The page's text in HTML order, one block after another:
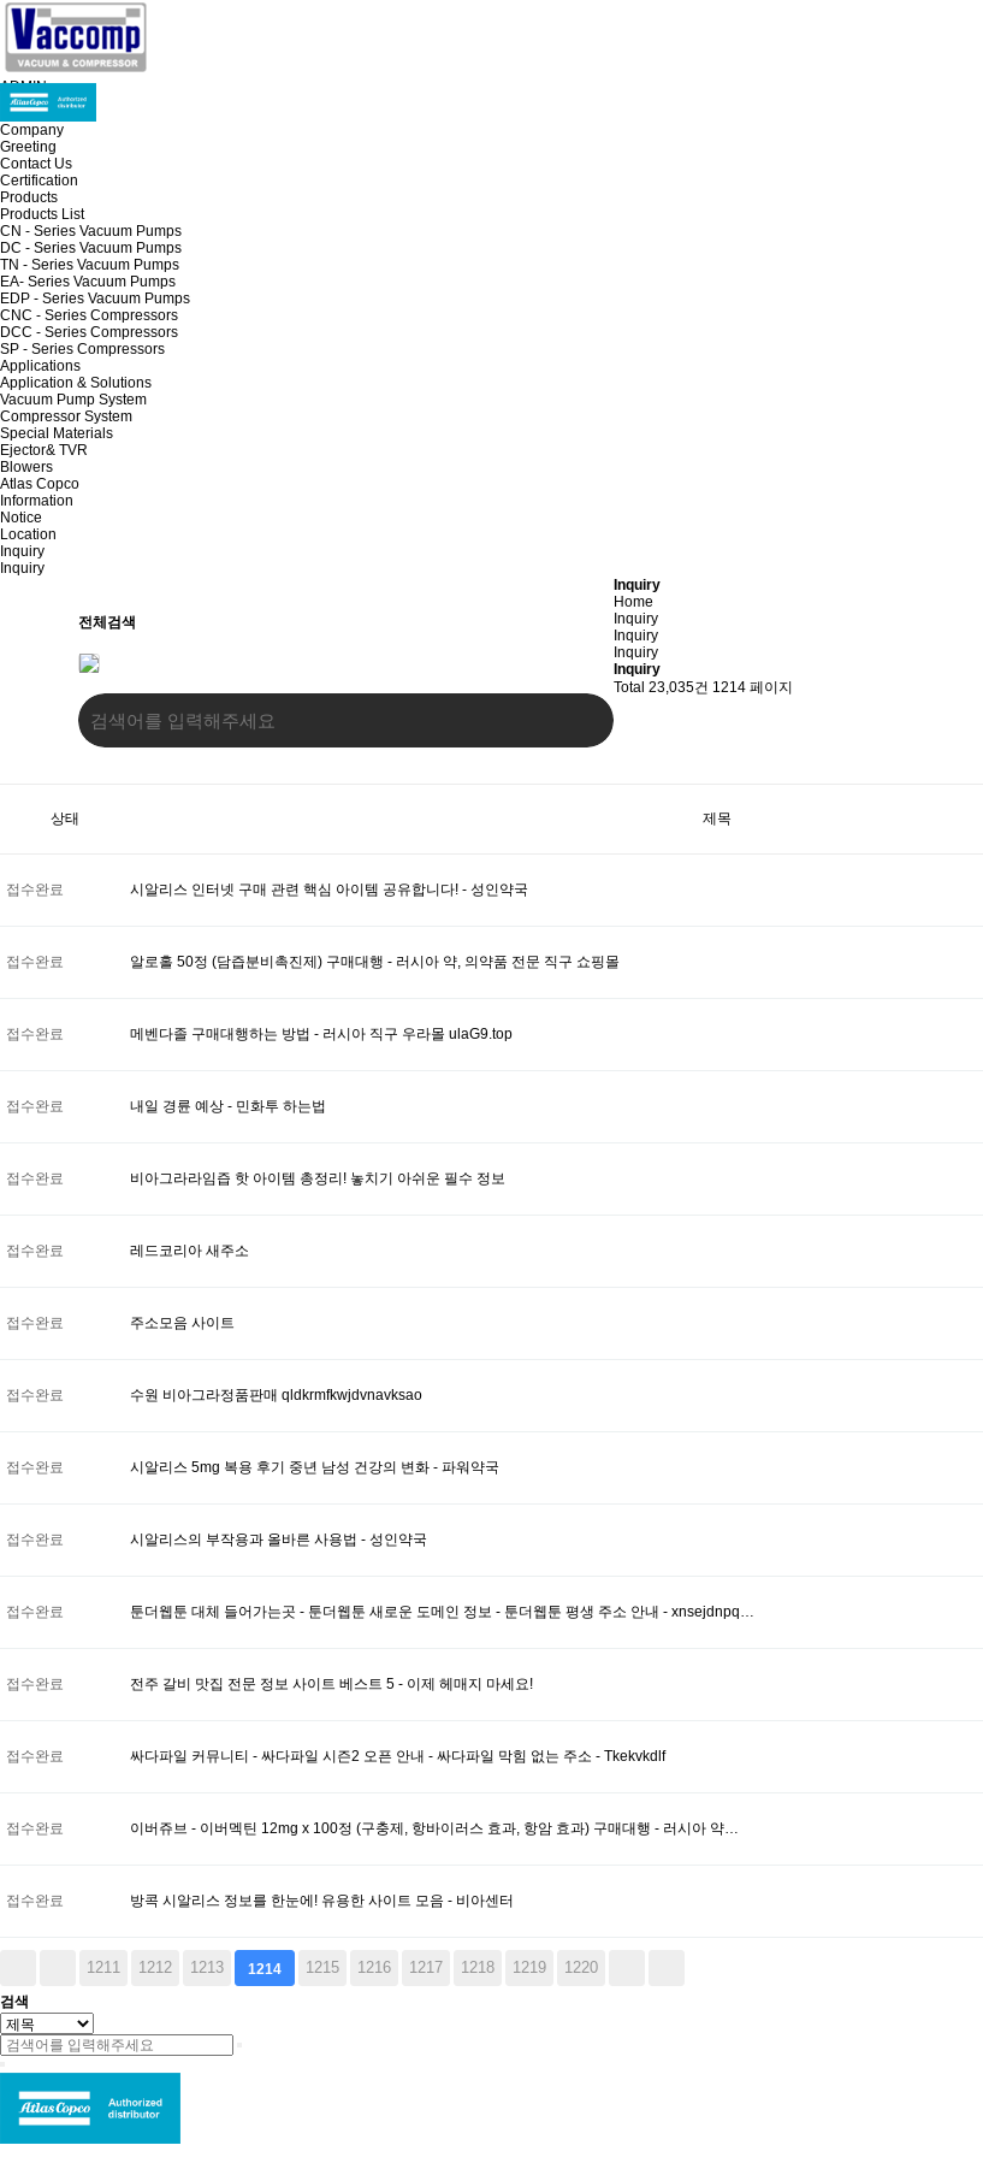
ADMIN
Company
Greeting
Contact Us
Certification
Products
Products List
CN - Series Vacuum Pumps
DC - Series Vacuum Pumps
TN - Series Vacuum Pumps
EA- Series Vacuum Pumps
EDP - Series Vacuum Pumps
CNC - Series Compressors
DCC - Series Compressors
SP - Series Compressors
Applications
Application & Solutions
Vacuum Pump System
Compressor System
Special Materials
Ejector& TVR
Blowers
Atlas Copco
Information
Notice
Location
Inquiry
Inquiry
전체검색
Inquiry
Home
Inquiry
Inquiry
Inquiry
Inquiry
Total 23,035건 1214 페이지
상태 제목
접수완료 시알리스 인터넷 구매 관련 핵심 아이템 공유합니다! - 성인약국
접수완료 알로홀 50정 (담즙분비촉진제) 구매대행 - 러시아 약, 의약품 전문 직구 쇼핑몰
접수완료 메벤다졸 구매대행하는 방법 - 러시아 직구 우라몰 ulaG9.top
접수완료 내일 경륜 예상 - 민화투 하는법
접수완료 비아그라라임즙 핫 아이템 총정리! 놓치기 아쉬운 필수 정보
접수완료 레드코리아 새주소
접수완료 주소모음 사이트
접수완료 수원 비아그라정품판매 qldkrmfkwjdvnavksao
접수완료 시알리스 5mg 복용 후기 중년 남성 건강의 변화 - 파워약국
접수완료 시알리스의 부작용과 올바른 사용법 - 성인약국
접수완료 툰더웹툰 대체 들어가는곳 - 툰더웹툰 새로운 도메인 정보 - 툰더웹툰 평생 주소 안내 - xnsejdnpq…
접수완료 전주 갈비 맛집 전문 정보 사이트 베스트 5 - 이제 헤매지 마세요!
접수완료 싸다파일 커뮤니티 - 싸다파일 시즌2 오픈 안내 - 싸다파일 막힘 없는 주소 - Tkekvkdlf
접수완료 이버쥬브 - 이버멕틴 12mg x 100정 (구충제, 항바이러스 효과, 항암 효과) 구매대행 - 러시아 약…
접수완료 방콕 시알리스 정보를 한눈에! 유용한 사이트 모음 - 비아센터
1211 1212 1213 1214 1215 1216 1217 1218 1219 1220
검색